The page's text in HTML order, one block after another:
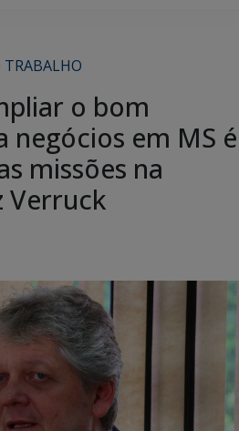
TRABALHO
o bom
negócios em MS é
missões na
Verruck